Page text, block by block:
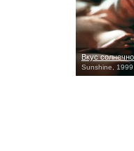
Вкус
Sunshine, 1999